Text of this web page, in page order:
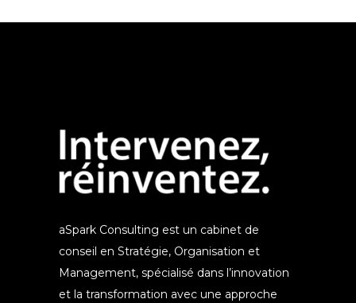
aSpark Consulting est un cabinet de
conseil en Stratégie, Organisation et
Management, spécialisé dans l’innovation
et la transformation avec une approche